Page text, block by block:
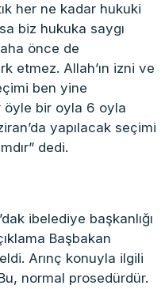
her ne kadar hukuki
biz hukuka saygı
önce de
etmez. Allah’ın izni ve
ben yine
öyle bir oyla 6 oyla
yapılacak seçimi
dedi.
ibelediye başkanlığı
Başbakan
Arınç konuyla ilgili
normal prosedürdür.